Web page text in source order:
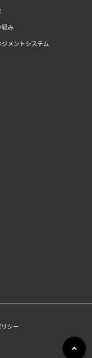
組み
メントシステム
シー